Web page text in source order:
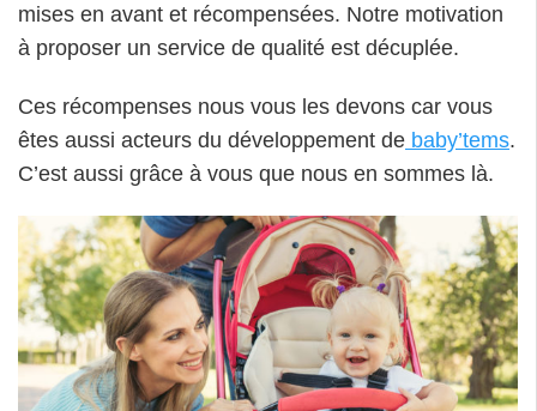
mises en avant et récompensées. Notre motivation
à proposer un service de qualité est décuplée.
Ces récompenses nous vous les devons car vous
êtes aussi acteurs du développement de baby’tems.
C’est aussi grâce à vous que nous en sommes là.